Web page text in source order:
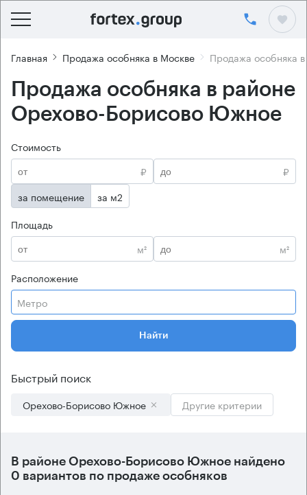
Главная Продажа особняка в Москве Продажа особняка
Продажа особняка в районе
Орехово-Борисово Южное
Стоимость
₽
₽
за помещение
за м2
Площадь
м²
м²
Расположение
Метро
Найти
Быстрый поиск
Орехово-Борисово Южное Другие критерии
В районе Орехово-Борисово Южное найдено
0 вариантов по продаже особняков